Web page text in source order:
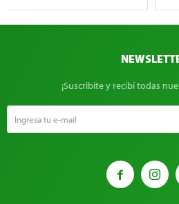
 
¡Suscribite y recibí todas